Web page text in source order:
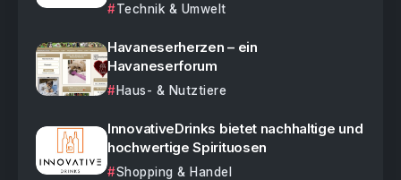
Technik & Umwelt
Havaneserherzen – ein
Havaneserforum
Haus- & Nutztiere
InnovativeDrinks bietet nachhaltige und
hochwertige Spirituosen
Shopping & Handel